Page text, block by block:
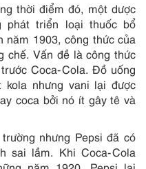
thời điểm đó, một dược
phát triển loại thuốc bổ
năm 1903, công thức của
chế. Vấn đề là công thức
Coca-Cola. Đồ uống
kola nhưng vani lại được
coca bởi nó ít gây tê và
nhưng Pepsi đã có
sai lầm. Khi Coca-Cola